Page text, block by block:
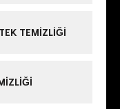
TEMIZLIĞI